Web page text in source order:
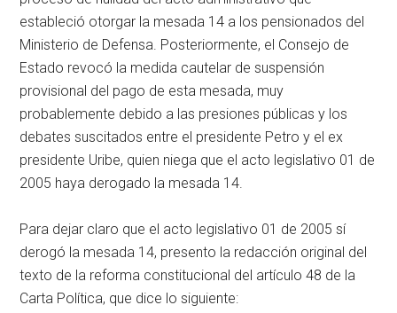
estableció otorgar la mesada 14 a los pensionados del
Ministerio de Defensa. Posteriormente, el Consejo de
Estado revocó la medida cautelar de suspensión
provisional del pago de esta mesada, muy
probablemente debido a las presiones públicas y los
debates suscitados entre el presidente Petro y el ex
presidente Uribe, quien niega que el acto legislativo 01 de
2005 haya derogado la mesada 14.
Para dejar claro que el acto legislativo 01 de 2005 sí
derogó la mesada 14, presento la redacción original del
texto de la reforma constitucional del artículo 48 de la
Carta Política, que dice lo siguiente: